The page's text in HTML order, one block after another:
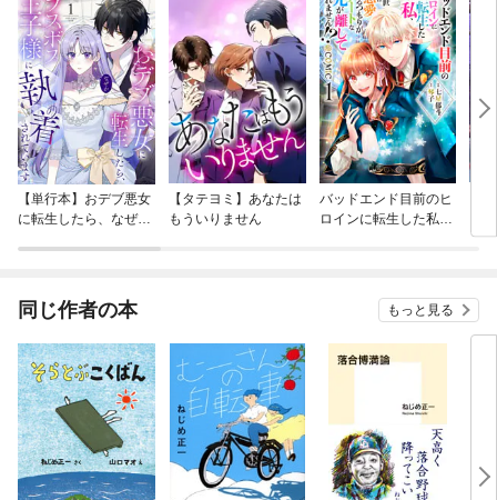
【単行本】おデブ悪女
に転生したら、なぜか
【タテヨミ】あなたは
もういりません
バッドエンド目前のヒ
ロインに転生した私、
同じ作者の本 もっと見る